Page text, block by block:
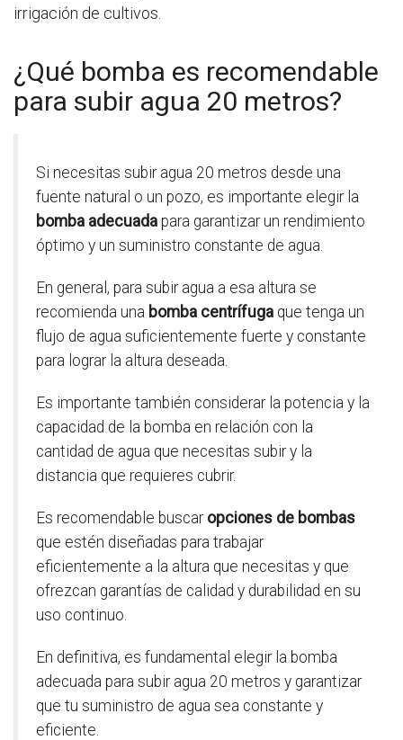
irrigación de cultivos.
¿Qué bomba es recomendable
para subir agua 20 metros?
Si necesitas subir agua 20 metros desde una
fuente natural o un pozo, es importante elegir la
bomba adecuada para garantizar un rendimiento
óptimo y un suministro constante de agua.
En general, para subir agua a esa altura se
recomienda una bomba centrífuga que tenga un
flujo de agua suficientemente fuerte y constante
para lograr la altura deseada.
Es importante también considerar la potencia y la
capacidad de la bomba en relación con la
cantidad de agua que necesitas subir y la
distancia que requieres cubrir.
Es recomendable buscar opciones de bombas
que estén diseñadas para trabajar
eficientemente a la altura que necesitas y que
ofrezcan garantías de calidad y durabilidad en su
uso continuo.
En definitiva, es fundamental elegir la bomba
adecuada para subir agua 20 metros y garantizar
que tu suministro de agua sea constante y
eficiente.